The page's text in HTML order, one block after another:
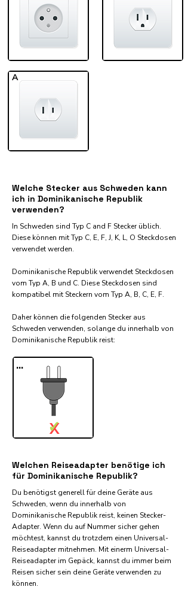
A
Welche Stecker aus Schweden kann
ich in Dominikanische Republik
verwenden?
In Schweden sind Typ C and F Stecker üblich.
Diese können mit Typ C, E, F, J, K, L, O Steckdosen
verwendet werden.
Dominikanische Republik verwendet Steckdosen
vom Typ A, B und C. Diese Steckdosen sind
kompatibel mit Steckern vom Typ A, B, C, E, F.
Daher können die folgenden Stecker aus
Schweden verwenden, solange du innerhalb von
Dominikanische Republik reist:​
...
X
✓
Welchen Reiseadapter benötige ich
für Dominikanische Republik?
Du benötigst generell für deine Geräte aus
Schweden, wenn du innerhalb von
Dominikanische Republik reist, keinen Stecker-
Adapter. Wenn du auf Nummer sicher gehen
möchtest, kannst du trotzdem einen Universal-
Reiseadapter mitnehmen. Mit einerm Universal-
Reiseadapter im Gepäck, kannst du immer beim
Reisen sicher sein deine Geräte verwenden zu
können.